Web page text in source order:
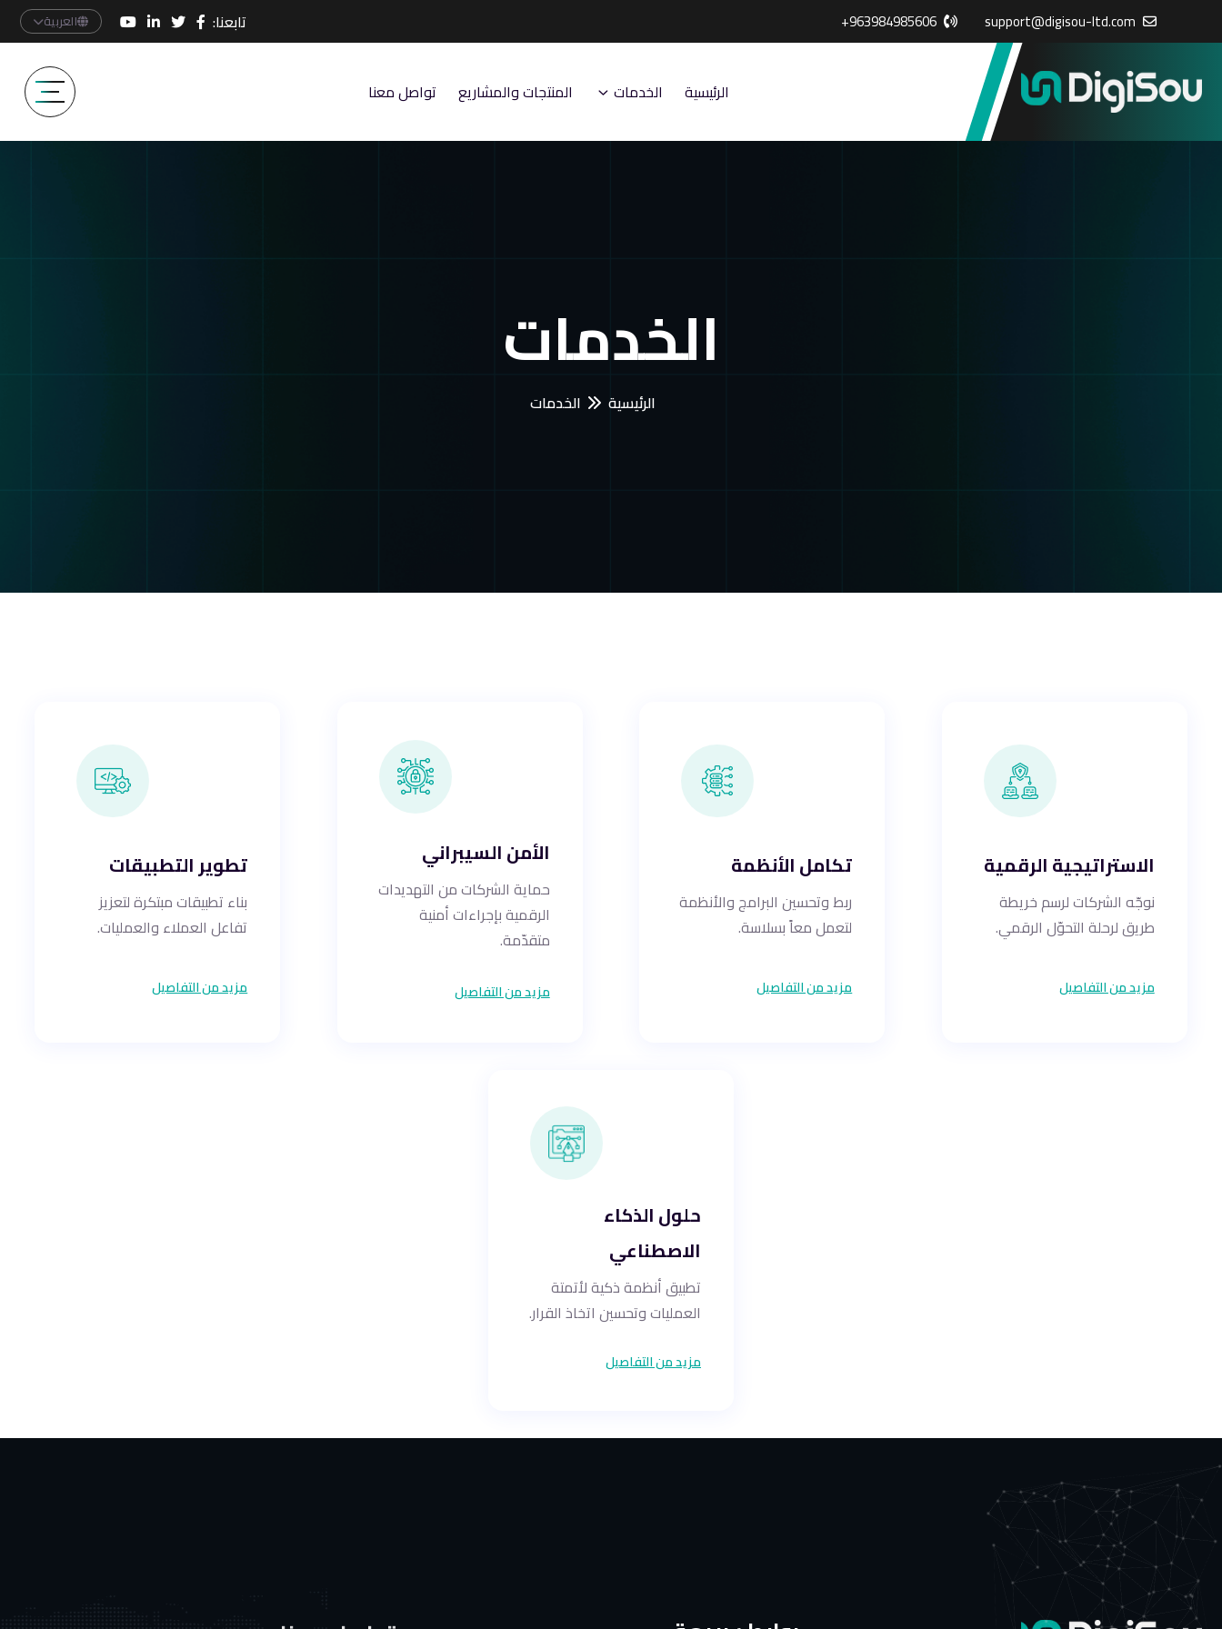
support@digisou-ltd.com
+963984985606 تابعنا: العربية
الرئيسية الخدمات المنتجات والمشاريع تواصل معنا
الخدمات
الرئيسية الخدمات
الاستراتيجية الرقمية
نوجّه الشركات لرسم خريطة
طريق لرحلة التحوّل الرقمي.
مزيد من التفاصيل
تكامل الأنظمة
ربط وتحسين البرامج والأنظمة
لتعمل معاً بسلاسة.
مزيد من التفاصيل
الأمن السيبراني
حماية الشركات من التهديدات
الرقمية بإجراءات أمنية
متقدّمة.
مزيد من التفاصيل
تطوير التطبيقات
بناء تطبيقات مبتكرة لتعزيز
تفاعل العملاء والعمليات.
مزيد من التفاصيل
حلول الذكاء
الاصطناعي
تطبيق أنظمة ذكية لأتمتة
العمليات وتحسين اتخاذ القرار.
مزيد من التفاصيل